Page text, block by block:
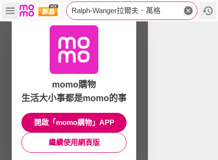
Ralph-Wanger拉爾夫．萬格
momo購物
生活大小事都是momo的事
開啟「momo購物」APP
繼續使用網頁版